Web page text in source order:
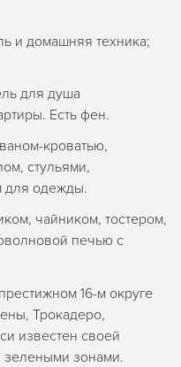
и домашняя техника;
для душа
Есть фен.
кроватью,
стульями,
для одежды.
чайником, тостером,
печью с
16-м округе
Трокадеро,
известен своей
зелеными зонами.